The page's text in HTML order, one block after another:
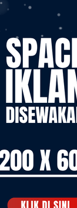
Loncat
konten